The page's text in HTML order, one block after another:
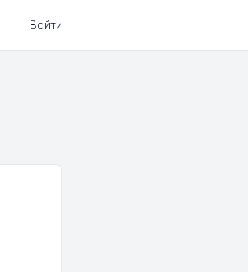
Войти